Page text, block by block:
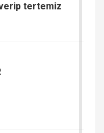
tertemiz